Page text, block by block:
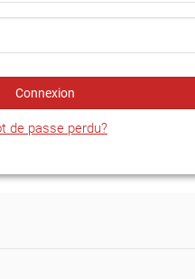
Connexion
de passe perdu?